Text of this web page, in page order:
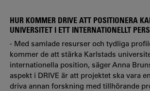
HUR KOMMER DRIVE ATT POSITIONERA
UNIVERSITET I ETT INTERNATIONELLT
- Med samlade resurser och tydliga
kommer de att stärka Karlstads
internationella position, säger Anna
aspekt i DRIVE är att projektet ska vara
driva annan forskning med tillhörande